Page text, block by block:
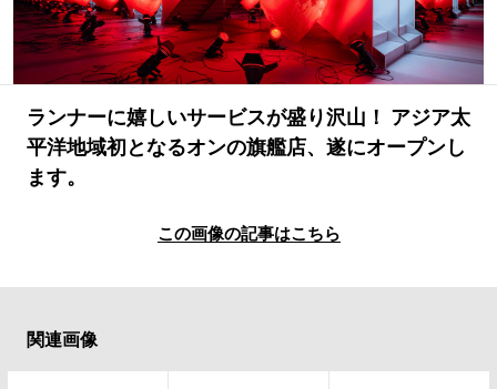
#GH 銘品の所以 #フイナムのYouTube
#Commune H #FOCUS IT #AH.H
#ととけん #FASHION #MUSIC #MOVIE
#LIFESTYLE #SNEAKER #OUTDOOR
#SPORTS #HANDSOME HANDBOOK
ランナーに嬉しいサービスが盛り沢山！ アジア太
平洋地域初となるオンの旗艦店、遂にオープンし
ます。
この画像の記事はこちら
関連画像